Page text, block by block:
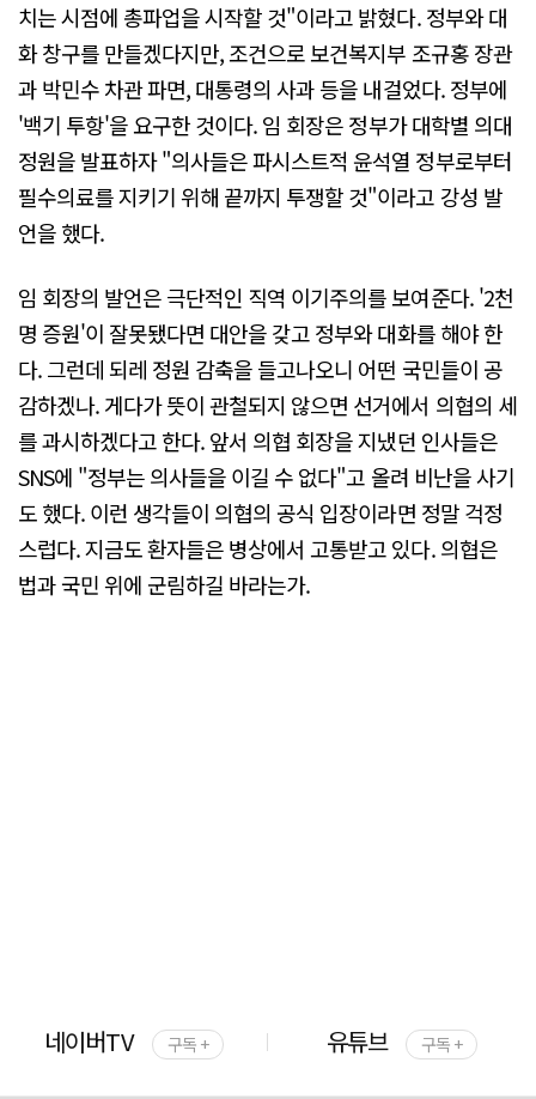
치는 시점에 총파업을 시작할 것"이라고 밝혔다. 정부와 대
화 창구를 만들겠다지만, 조건으로 보건복지부 조규홍 장관
과 박민수 차관 파면, 대통령의 사과 등을 내걸었다. 정부에
'백기 투항'을 요구한 것이다. 임 회장은 정부가 대학별 의대
정원을 발표하자 "의사들은 파시스트적 윤석열 정부로부터
필수의료를 지키기 위해 끝까지 투쟁할 것"이라고 강성 발
언을 했다.
임 회장의 발언은 극단적인 직역 이기주의를 보여준다. '2천
명 증원'이 잘못됐다면 대안을 갖고 정부와 대화를 해야 한
다. 그런데 되레 정원 감축을 들고나오니 어떤 국민들이 공
감하겠나. 게다가 뜻이 관철되지 않으면 선거에서 의협의 세
를 과시하겠다고 한다. 앞서 의협 회장을 지냈던 인사들은
SNS에 "정부는 의사들을 이길 수 없다"고 올려 비난을 사기
도 했다. 이런 생각들이 의협의 공식 입장이라면 정말 걱정
스럽다. 지금도 환자들은 병상에서 고통받고 있다. 의협은
법과 국민 위에 군림하길 바라는가.
네이버TV 구독 + 유튜브 구독 +